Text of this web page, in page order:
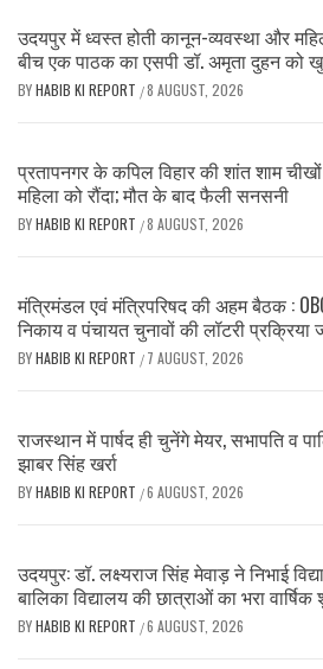
उदयपुर में ध्वस्त होती कानून-व्यवस्था और
बीच एक पाठक का एसपी डॉ. अमृता दुहन को
BYHABIB KI REPORT /8 AUGUST, 2026
प्रतापनगर के कपिल विहार की शांत शाम
महिला को रौंदा; मौत के बाद फैली सनसनी
BYHABIB KI REPORT /8 AUGUST, 2026
मंत्रिमंडल एवं मंत्रिपरिषद की अहम बैठक :
निकाय व पंचायत चुनावों की लॉटरी प्रक्रिया
BYHABIB KI REPORT / 7 AUGUST, 2026
राजस्थान में पार्षद ही चुनेंगे मेयर, सभापति व
झाबर सिंह खर्रा
BYHABIB KI REPORT /6 AUGUST, 2026
उदयपुर: डॉ. लक्ष्यराज सिंह मेवाड़ ने निभाई
बालिका विद्यालय की छात्राओं का भरा
BYHABIB KI REPORT /6 AUGUST, 2026